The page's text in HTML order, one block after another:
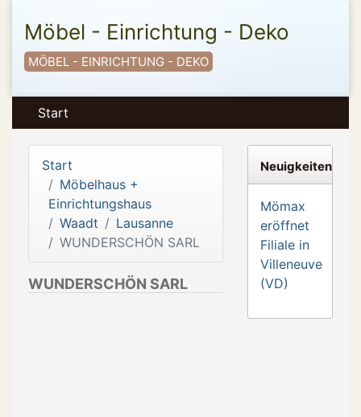
Möbel - Einrichtung - Deko
MÖBEL - EINRICHTUNG - DEKO
Start
Start
Möbelhaus +
Einrichtungshaus
Waadt
Lausanne
WUNDERSCHÖN SARL
WUNDERSCHÖN SARL
Neuigkeiten
Mömax
eröffnet
Filiale in
Villeneuve
(VD)